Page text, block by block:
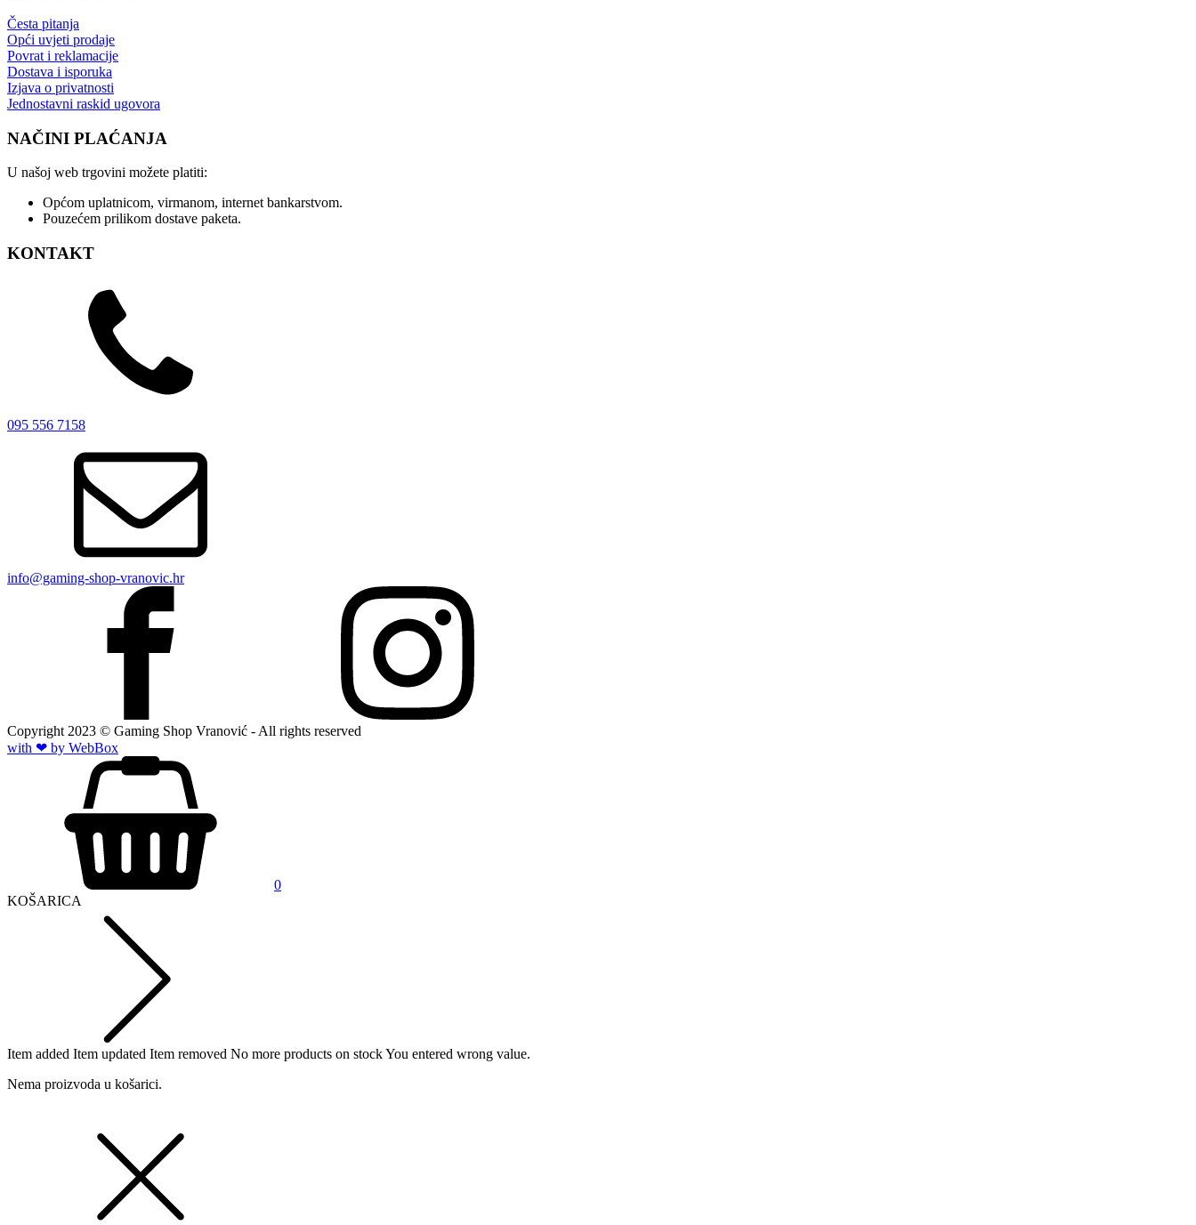
Česta pitanja
Opći uvjeti prodaje
Povrat i reklamacije
Dostava i isporuka
Izjava o privatnosti
Jednostavni raskid ugovora
NAČINI PLAĆANJA
U našoj web trgovini možete platiti:
Općom uplatnicom, virmanom, internet bankarstvom.
Pouzećem prilikom dostave paketa.
KONTAKT
095 556 7158
info@gaming-shop-vranovic.hr
Copyright 2023 © Gaming Shop Vranović - All rights reserved
with ❤ by WebBox
0
KOŠARICA
Item added Item updated Item removed No more products on stockYou entered wrong value.
Nema proizvoda u košarici.